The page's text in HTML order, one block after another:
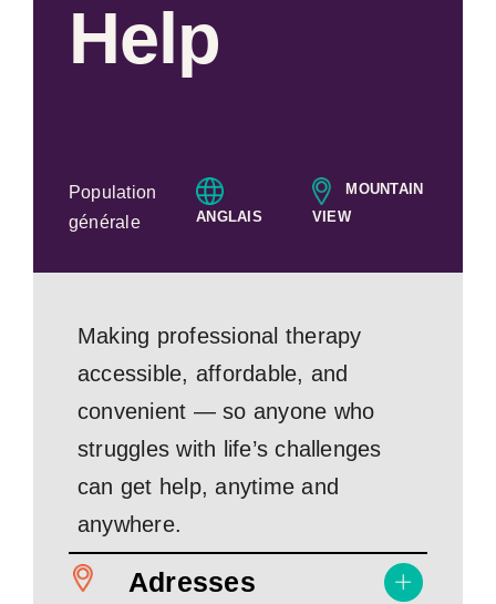
Help
Population
générale
ANGLAIS
MOUNTAIN
VIEW
Making professional therapy
accessible, affordable, and
convenient — so anyone who
struggles with life’s challenges
can get help, anytime and
anywhere.
Adresses